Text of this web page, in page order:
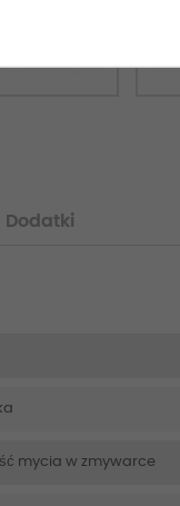
Dodatki
mycia w zmywarce